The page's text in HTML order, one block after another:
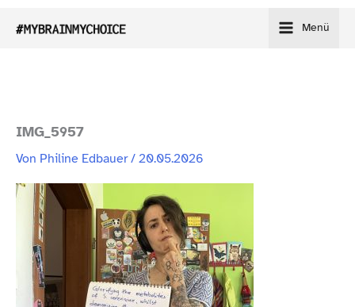
Inhalt
Menü
IMG_​5957
Von Philine Edbauer/20.05.2026